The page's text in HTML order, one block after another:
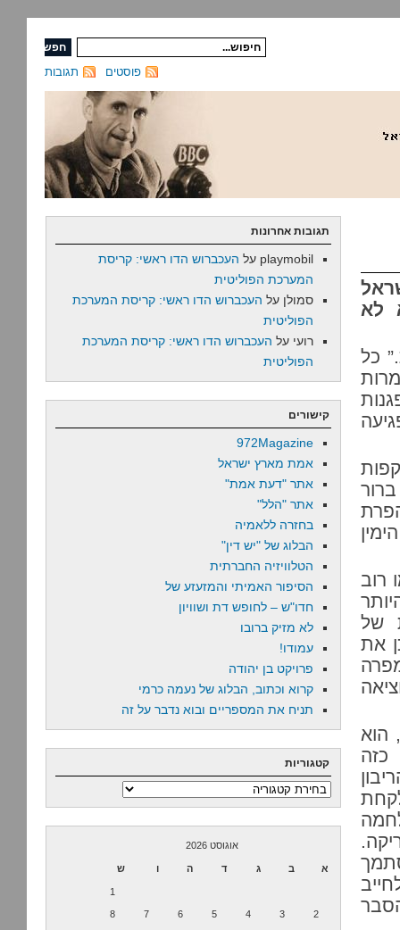
תגובות פוסטים
לא
כל
רוב
של
את
הוא
תגובות אחרונות
playmobil על העכברוש הדו ראשי: קריסת
המערכת הפוליטית
סמולן על העכברוש הדו ראשי: קריסת המערכת
הפוליטית
רועי על העכברוש הדו ראשי: קריסת המערכת
הפוליטית
קישורים
972Magazine
אמת מארץ ישראל
אתר "דעת אמת"
אתר "הלל"
בחזרה ללאמיה
הבלוג של "יש דין"
הטלוויזיה החברתית
הסיפור האמיתי והמזעזע של
חדו"ש – לחופש דת ושוויון
לא מזיק ברובו
עמודו!
פרויקט בן יהודה
קרוא וכתוב, הבלוג של נעמה כרמי
תניח את המספריים ובוא נדבר על זה
קטגוריות
קטגוריות
אוגוסט 2026
א ב ג ד ה ו ש
1
2
3
4
5
6
7
8